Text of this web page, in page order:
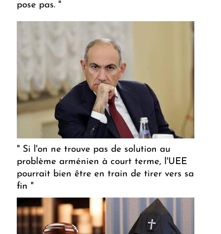
pose pas. "
" Si l'on ne trouve pas de solution au
problème arménien à court terme, l'UEE
pourrait bien être en train de tirer vers sa
fin "